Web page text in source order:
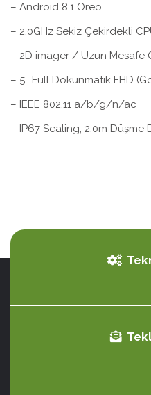
– Android 8.1 Oreo
– 2.0GHz Sekiz Çekirdekli
– 2D imager / Uzun Mesafe
– 5″ Full Dokunmatik FHD
– IEEE 802.11 a/b/g/n/ac
– IP67 Sealing, 2.0m Düşme